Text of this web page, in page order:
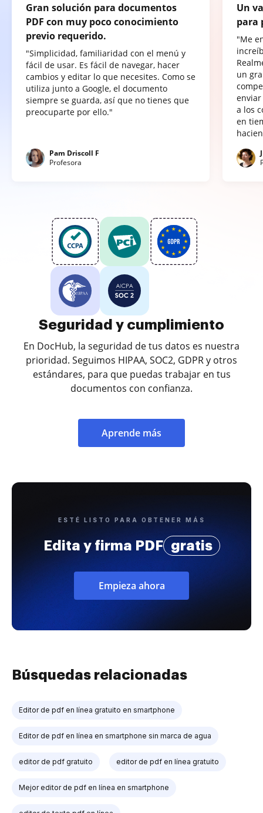
Gran solución para documentos
PDF con muy poco conocimiento
previo requerido.
"Simplicidad, familiaridad con el menú y
fácil de usar. Es fácil de navegar, hacer
cambios y editar lo que necesites. Como se
utiliza junto a Google, el documento
siempre se guarda, así que no tienes que
preocuparte por ello."
Pam Driscoll F
Profesora
Un
para
"Me
un
a los
en
Seguridad y cumplimiento
En DocHub, la seguridad de tus datos es nuestra
prioridad. Seguimos HIPAA, SOC2, GDPR y otros
estándares, para que puedas trabajar en tus
documentos con confianza.
Aprende más
ESTÉ LISTO PARA OBTENER MÁS
Edita y firma PDF gratis
Empieza ahora
Búsquedas relacionadas
Editor de pdf en línea gratuito en smartphone
Editor de pdf en línea en smartphone sin marca de agua
editor de pdf gratuito editor de pdf en línea gratuito
Mejor editor de pdf en línea en smartphone